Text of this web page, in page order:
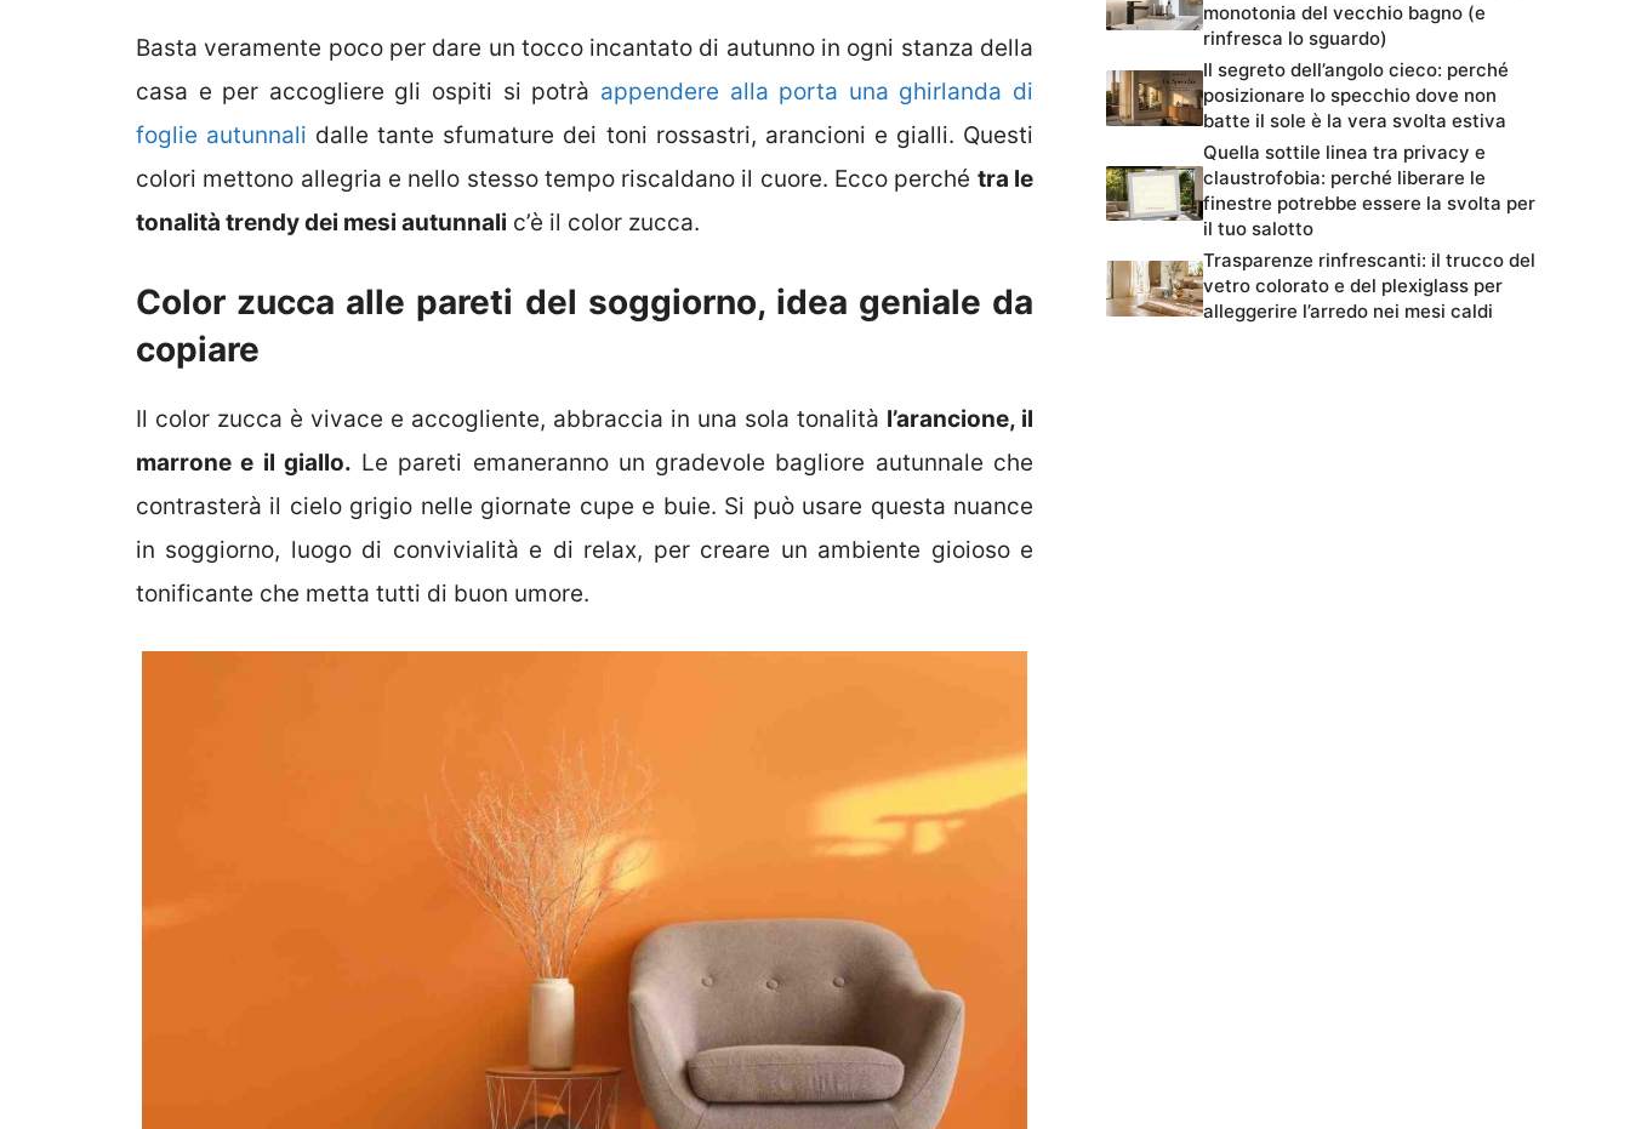
Basta veramente poco per dare un tocco incantato di autunno in ogni stanza della
casa e per accogliere gli ospiti si potrà appendere alla porta una ghirlanda di
foglie autunnali dalle tante sfumature dei toni rossastri, arancioni e gialli. Questi
colori mettono allegria e nello stesso tempo riscaldano il cuore. Ecco perché tra le
tonalità trendy dei mesi autunnali c’è il color zucca.
Color zucca alle pareti del soggiorno, idea geniale da
copiare
Il color zucca è vivace e accogliente, abbraccia in una sola tonalità l’arancione, il
marrone e il giallo. Le pareti emaneranno un gradevole bagliore autunnale che
contrasterà il cielo grigio nelle giornate cupe e buie. Si può usare questa nuance
in soggiorno, luogo di convivialità e di relax, per creare un ambiente gioioso e
tonificante che metta tutti di buon umore.
monotonia del vecchio bagno (e
rinfresca lo sguardo)
Il segreto dell’angolo cieco: perché
posizionare lo specchio dove non
batte il sole è la vera svolta estiva
Quella sottile linea tra privacy e
claustrofobia: perché liberare le
finestre potrebbe essere la svolta per
il tuo salotto
Trasparenze rinfrescanti: il trucco del
vetro colorato e del plexiglass per
alleggerire l’arredo nei mesi caldi